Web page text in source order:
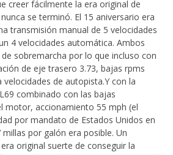
creer fácilmente la era original de
se terminó. El 15 aniversario era
transmisión manual de 5 velocidades
4 velocidades automática. Ambos
sobremarcha por lo que incluso con
de eje trasero 3.73, bajas rpms
de autopista.Y con la
combinado con las bajas
motor, accionamiento 55 mph (el
por mandato de Estados Unidos en
por galón era posible. Un
original suerte de conseguir la